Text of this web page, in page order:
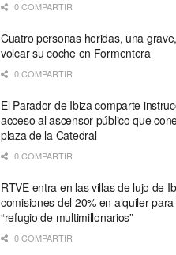
0 COMPARTIR
Cuatro personas heridas, una
volcar su coche en Formentera
0 COMPARTIR
El Parador de Ibiza comparte
acceso al ascensor público que
plaza de la Catedral
0 COMPARTIR
RTVE entra en las villas de lujo de
comisiones del 20% en alquiler
“refugio de multimillonarios”
0 COMPARTIR